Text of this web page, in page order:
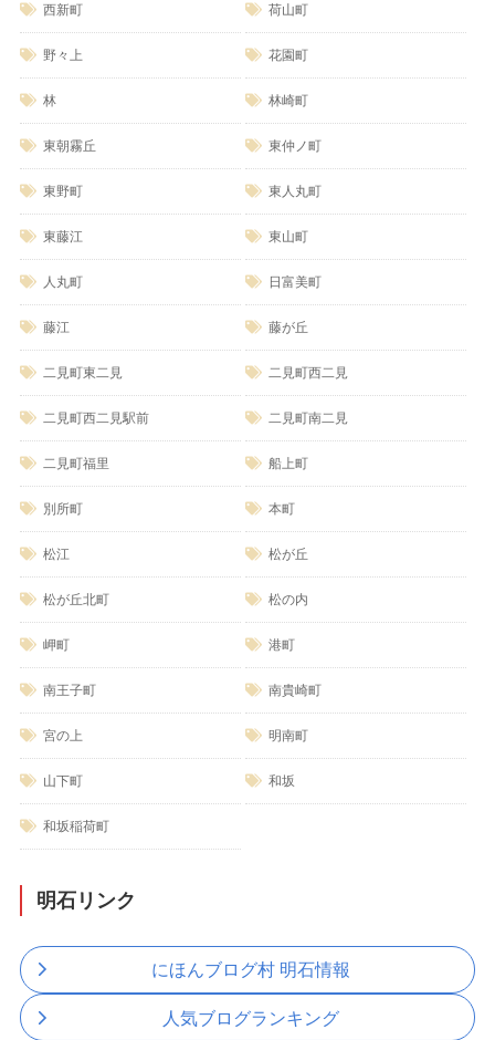
西新町 荷山町
野々上 花園町
林 林崎町
東朝霧丘 東仲ノ町
東野町 東人丸町
東藤江 東山町
人丸町 日富美町
藤江 藤が丘
二見町東二見 二見町西二見
二見町西二見駅前 二見町南二見
二見町福里 船上町
別所町 本町
松江 松が丘
松が丘北町 松の内
岬町 港町
南王子町 南貴崎町
宮の上 明南町
山下町 和坂
和坂稲荷町
明石リンク
にほんブログ村 明石情報
人気ブログランキング